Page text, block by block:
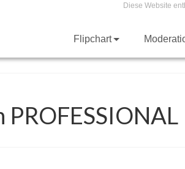
Diese Website
Flipchart